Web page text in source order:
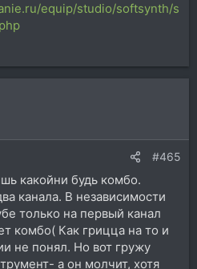
equip/studio/softsynth/s
#465
какойни будь комбо.
канала. В независимости
только на первый канал
комбо( Как грицца на то и
не понял. Но вот гружу
а он молчит, хотя